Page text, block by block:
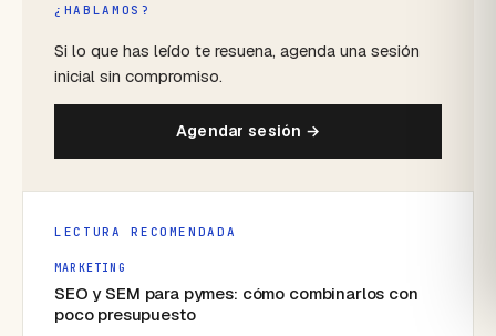
¿HABLAMOS?
Si lo que has leído te resuena, agenda una sesión
inicial sin compromiso.
Agendar sesión →
LECTURA RECOMENDADA
MARKETING
SEO y SEM para pymes: cómo combinarlos con
poco presupuesto